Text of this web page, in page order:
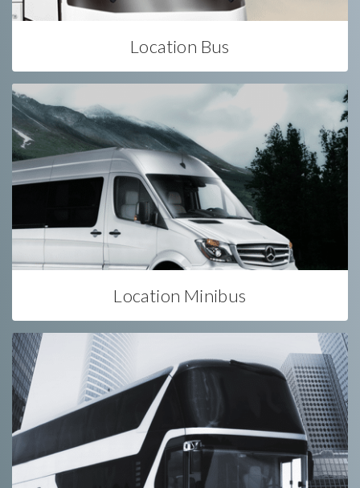
Location Bus
Location Minibus